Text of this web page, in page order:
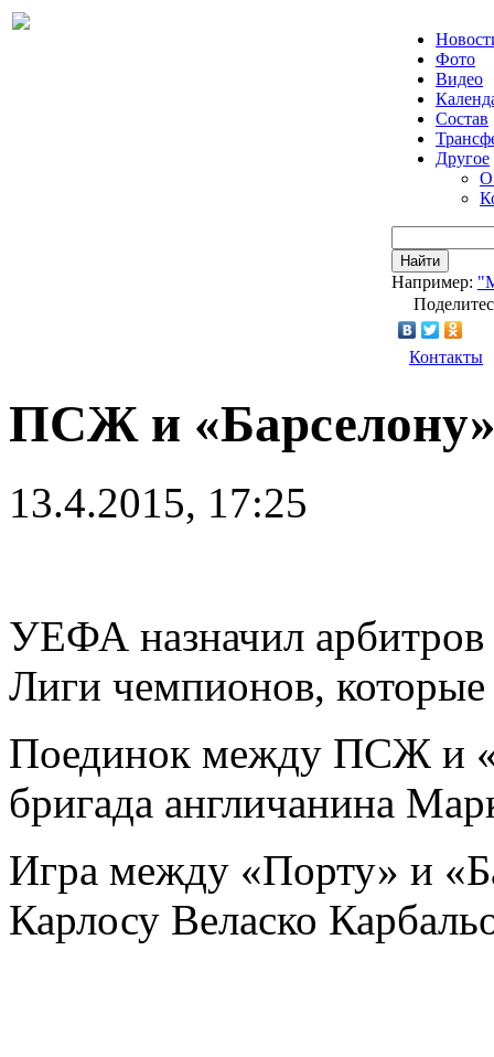
Фото
Видео
Состав
Другое
О
Найти
Например:
Контакты
ПСЖ и «Барселону»
13.4.2015, 17:25
УЕФА назначил
Лиги чемпионов, которые
Поединок между ПСЖ и
бригада англичанина
Игра между «Порту» и
Карлосу Веласко